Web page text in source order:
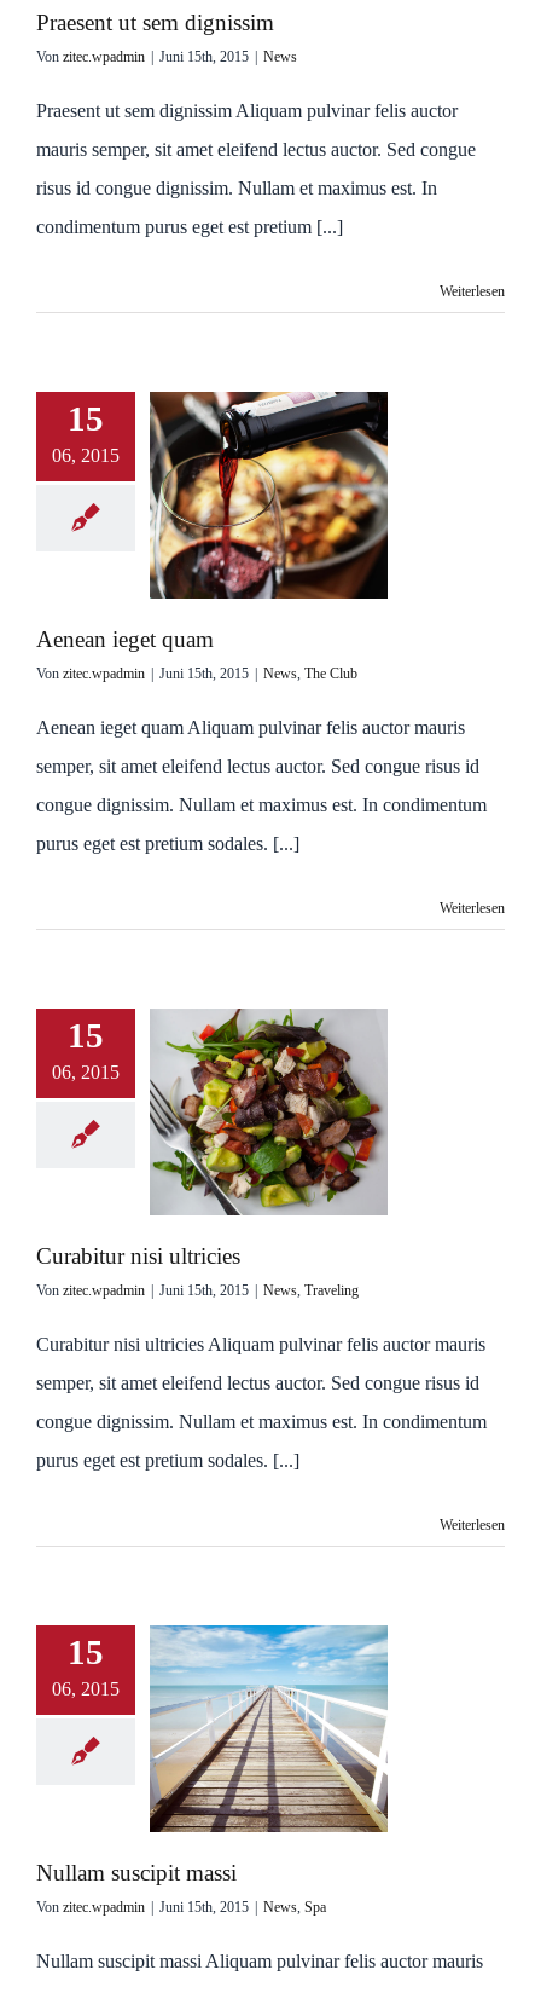
Praesent ut sem dignissim
Von zitec.wpadmin Juni 15th, 2015 News
Praesent ut sem dignissim Aliquam pulvinar felis auctor
mauris semper, sit amet eleifend lectus auctor. Sed congue
risus id congue dignissim. Nullam et maximus est. In
condimentum purus eget est pretium [...]
Weiterlesen
15
06, 2015
Aenean ieget quam
Von zitec.wpadmin Juni 15th, 2015 News, The Club
Aenean ieget quam Aliquam pulvinar felis auctor mauris
semper, sit amet eleifend lectus auctor. Sed congue risus id
congue dignissim. Nullam et maximus est. In condimentum
purus eget est pretium sodales. [...]
Weiterlesen
15
06, 2015
Curabitur nisi ultricies
Von zitec.wpadmin | Juni 15th, 2015 | News Traveling
Curabitur nisi ultricies Aliquam pulvinar felis auctor mauris
semper, sit amet eleifend lectus auctor. Sed congue risus id
congue dignissim. Nullam et maximus est. In condimentum
purus eget est pretium sodales. [...]
Weiterlesen
15
06, 2015
Nullam suscipit massi
Von zitec.wpadmin | Juni 15th, 2015 | News Spa
Nullam suscipit massi Aliquam pulvinar felis auctor mauris